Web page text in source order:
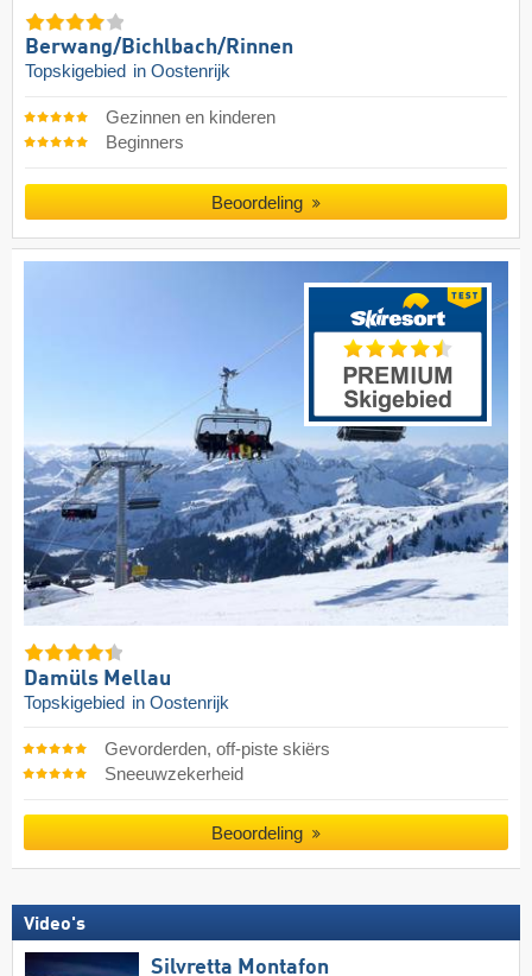
Berwang/​Bichlbach/​Rinnen
Topskigebied in Oostenrijk
Gezinnen en kinderen
Beginners
Beoordeling
Damüls Mellau
Topskigebied in Oostenrijk
Gevorderden, off-piste skiërs
Sneeuwzekerheid
Beoordeling
Video's
Silvretta Montafon